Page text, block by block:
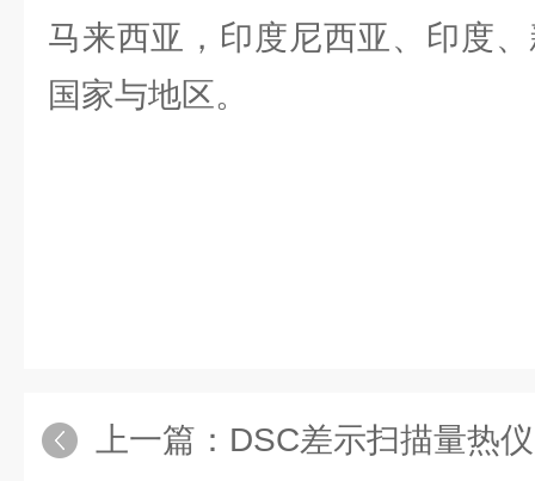
马来西亚，印度尼西亚、印度
国家与地区。
上一篇： DSC差示扫描量热仪